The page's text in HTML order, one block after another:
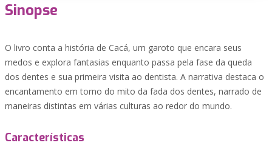
Sinopse
O livro conta a história de Cacá, um garoto que encara seus
medos e explora fantasias enquanto passa pela fase da queda
dos dentes e sua primeira visita ao dentista. A narrativa destaca o
encantamento em torno do mito da fada dos dentes, narrado de
maneiras distintas em várias culturas ao redor do mundo.
Características